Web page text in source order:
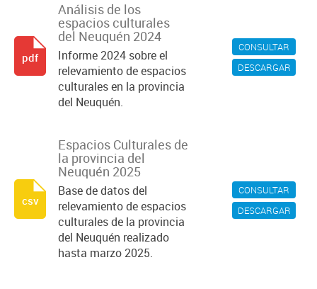
CONSULTAR
DESCARGAR
Análisis de los
espacios culturales
del Neuquén 2024
Informe 2024 sobre el
relevamiento de espacios
culturales en la provincia
del Neuquén.
pdf
CONSULTAR
DESCARGAR
Espacios Culturales de
la provincia del
Neuquén 2025
Base de datos del
relevamiento de espacios
culturales de la provincia
del Neuquén realizado
hasta marzo 2025.
csv